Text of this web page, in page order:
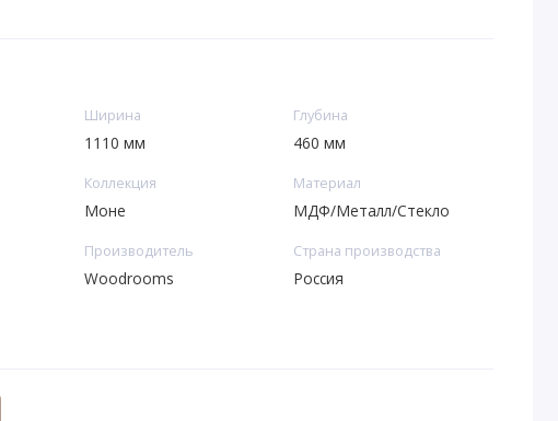
Ширина
1110 мм
Глубина
460 мм
Коллекция
Моне
Материал
МДФ/Металл/Стекло
Производитель
Woodrooms
Страна производства
Россия